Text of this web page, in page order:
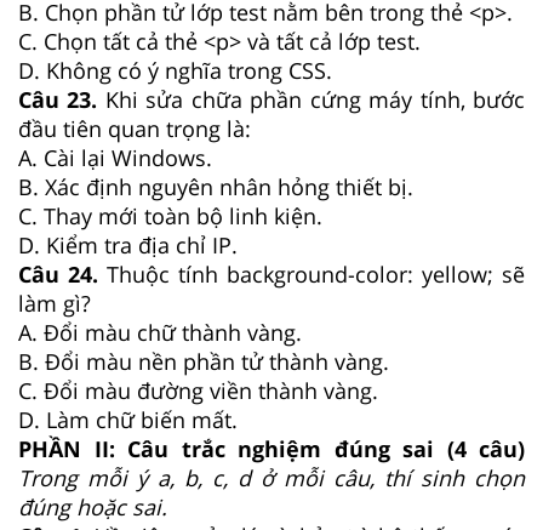
B. Chọn phần tử lớp test nằm bên trong thẻ <p>.
C. Chọn tất cả thẻ <p> và tất cả lớp test.
D. Không có ý nghĩa trong CSS.
Câu 23. Khi sửa chữa phần cứng máy tính, bước
đầu tiên quan trọng là:
A. Cài lại Windows.
B. Xác định nguyên nhân hỏng thiết bị.
C. Thay mới toàn bộ linh kiện.
D. Kiểm tra địa chỉ IP.
Câu 24. Thuộc tính background-color: yellow; sẽ
làm gì?
A. Đổi màu chữ thành vàng.
B. Đổi màu nền phần tử thành vàng.
C. Đổi màu đường viền thành vàng.
D. Làm chữ biến mất.
PHẦN II: Câu trắc nghiệm đúng sai (4 câu)
Trong mỗi ý a, b, c, d ở mỗi câu, thí sinh chọn
đúng hoặc sai.